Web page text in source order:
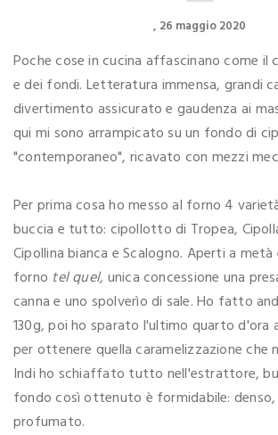
26 maggio 2020
Poche cose in cucina affascinano come il
e dei fondi. Letteratura immensa, grandi
divertimento assicurato e gaudenza ai
qui mi sono arrampicato su un fondo di
"contemporaneo", ricavato con mezzi
Per prima cosa ho messo al forno 4
buccia e tutto: cipollotto di Tropea,
Cipollina bianca e Scalogno. Aperti a
forno tel quel, unica concessione una
canna e uno spolverìo di sale. Ho fatto
130g, poi ho sparato l'ultimo quarto d'ora
per ottenere quella caramelizzazione che
Indi ho schiaffato tutto nell'estrattore,
fondo così ottenuto è formidabile:
profumato.